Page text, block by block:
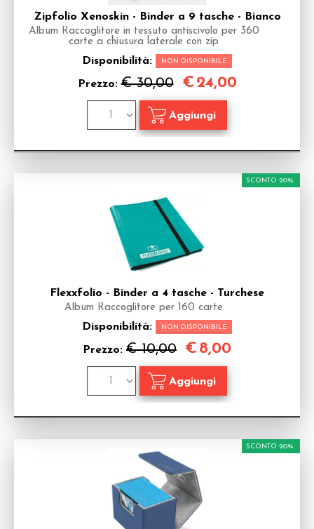
Zipfolio Xenoskin - Binder a 9 tasche - Bianco
Album Raccoglitore in tessuto antiscivolo per 360
carte a chiusura laterale con zip
Disponibilità: NON DISPONIBILE
Prezzo:€ 30,00 € 24,00
Flexxfolio - Binder a 4 tasche - Turchese
Album Raccoglitore per 160 carte
Disponibilità: NON DISPONIBILE
Prezzo: € 10,00
SCONTO 20%
€ 8,00
SCONTO 20%